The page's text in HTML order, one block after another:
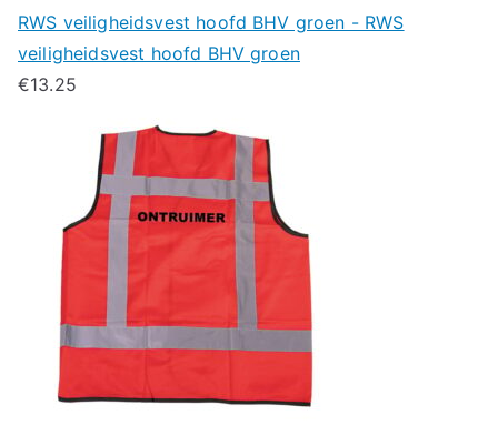
RWS veiligheidsvest hoofd BHV groen - RWS
veiligheidsvest hoofd BHV groen
€13.25